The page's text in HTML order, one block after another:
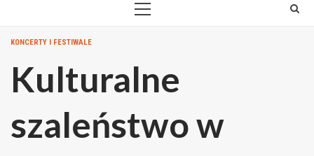
PRIMARY
KONCERTY I FESTIWALE
Kulturalne
szaleństwo w